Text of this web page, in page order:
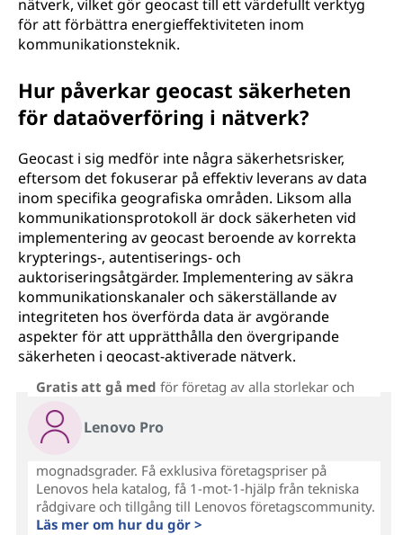
nätverk, vilket gör geocast till ett värdefullt verktyg
för att förbättra energieffektiviteten inom
kommunikationsteknik.
Hur påverkar geocast säkerheten
för dataöverföring i nätverk?
Geocast i sig medför inte några säkerhetsrisker,
eftersom det fokuserar på effektiv leverans av data
inom specifika geografiska områden. Liksom alla
kommunikationsprotokoll är dock säkerheten vid
implementering av geocast beroende av korrekta
krypterings-, autentiserings- och
auktoriseringsåtgärder. Implementering av säkra
kommunikationskanaler och säkerställande av
integriteten hos överförda data är avgörande
aspekter för att upprätthålla den övergripande
säkerheten i geocast-aktiverade nätverk.
Lenovo Pro
Gratis att gå med för företag av alla storlekar och
mognadsgrader. Få exklusiva företagspriser på
Lenovos hela katalog, få 1-mot-1-hjälp från tekniska
rådgivare och tillgång till Lenovos företagscommunity.
Läs mer om hur du gör >